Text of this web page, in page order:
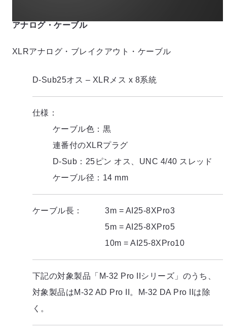
アナログ・ケーブル
XLRアナログ・ブレイクアウト・ケーブル
D-Sub25オス – XLRメス x 8系統
仕様：
ケーブル色：黒
連番付のXLRプラグ
D-Sub：25ピン オス、UNC 4/40 スレッド
ケーブル径：14 mm
ケーブル長：
3m = AI25-8XPro3
5m = AI25-8XPro5
10m = AI25-8XPro10
下記の対象製品「M-32 Pro IIシリーズ」のうち、
対象製品はM-32 AD Pro II。M-32 DA Pro IIは除
く。